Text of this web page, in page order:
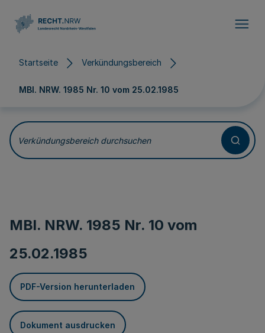
Startseite Verkündungsbereich
MBl. NRW. 1985 Nr. 10 vom 25.02.1985
Verkündungsbereich durchsuchen
MBl. NRW. 1985 Nr. 10 vom
25.02.1985
PDF-Version herunterladen
Dokument ausdrucken